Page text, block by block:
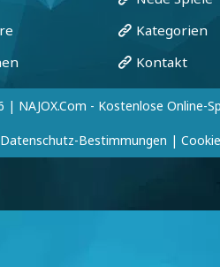
| NAJOX.com - Kostenlose Online-
Datenschutz-Bestimmungen |